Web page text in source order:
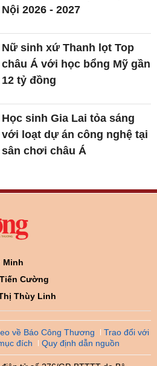
Nội 2026 - 2027
Nữ sinh xứ Thanh lọt Top
châu Á với học bổng Mỹ gần
12 tỷ đồng
Học sinh Gia Lai tỏa sáng
với loạt dự án công nghệ tại
sân chơi châu Á
Minh
Cường
Thùy Linh
về Báo Công Thương
Trao đổi với
đích Quy định dẫn nguồn